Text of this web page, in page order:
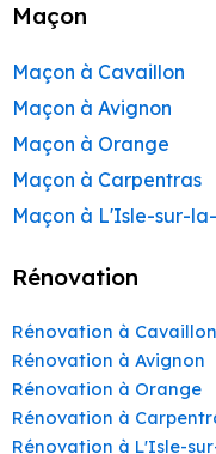
Maçon
Maçon à Cavaillon
Maçon à Avignon
Maçon à Orange
Maçon à Carpentras
Maçon à L'Isle-sur-la-
Maçon à Apt
Maçon à Pertuis
Maçon à Sorgues
Maçon à Le Pontet
Maçon à Vaison-la-
Rénovation
Rénovation à Cavaillon
Rénovation à Avignon
Rénovation à Orange
Rénovation à
Rénovation à L'Isle-